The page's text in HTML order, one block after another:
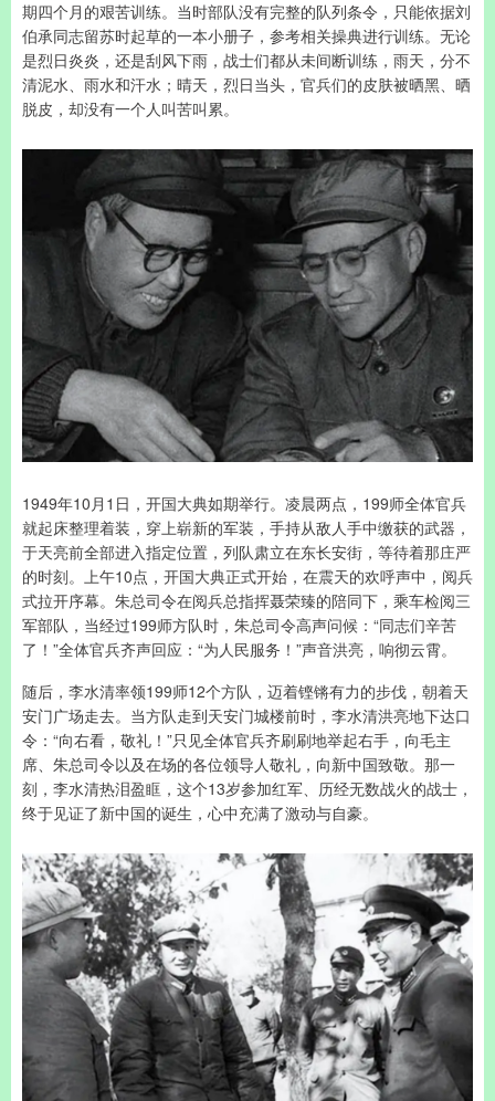
期四个月的艰苦训练。当时部队没有完整的队列条令，只能依据刘
伯承同志留苏时起草的一本小册子，参考相关操典进行训练。无论
是烈日炎炎，还是刮风下雨，战士们都从未间断训练，雨天，分不
清泥水、雨水和汗水；晴天，烈日当头，官兵们的皮肤被晒黑、晒
脱皮，却没有一个人叫苦叫累。
1949年10月1日，开国大典如期举行。凌晨两点，199师全体官兵
就起床整理着装，穿上崭新的军装，手持从敌人手中缴获的武器，
于天亮前全部进入指定位置，列队肃立在东长安街，等待着那庄严
的时刻。上午10点，开国大典正式开始，在震天的欢呼声中，阅兵
式拉开序幕。朱总司令在阅兵总指挥聂荣臻的陪同下，乘车检阅三
军部队，当经过199师方队时，朱总司令高声问候：“同志们辛苦
了！”全体官兵齐声回应：“为人民服务！”声音洪亮，响彻云霄。
随后，李水清率领199师12个方队，迈着铿锵有力的步伐，朝着天
安门广场走去。当方队走到天安门城楼前时，李水清洪亮地下达口
令：“向右看，敬礼！”只见全体官兵齐刷刷地举起右手，向毛主
席、朱总司令以及在场的各位领导人敬礼，向新中国致敬。那一
刻，李水清热泪盈眶，这个13岁参加红军、历经无数战火的战士，
终于见证了新中国的诞生，心中充满了激动与自豪。